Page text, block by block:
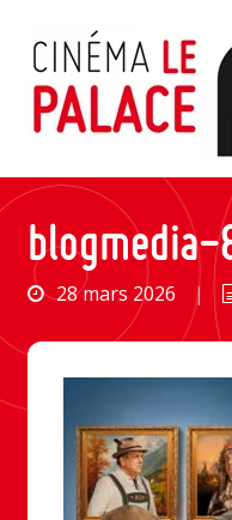
contenu
28 mars 2026 |